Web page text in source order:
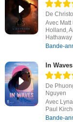
De
Avec Matt
Holland,
Hathaway
Bande-
In Waves
De
Nguyen
Avec
Paul
Bande-